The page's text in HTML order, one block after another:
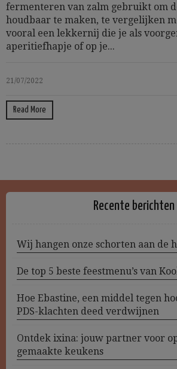
fermenteren van zalm gebruikt om
houdbaar te maken, te vergelijken
vooral een lekkernij die je als
aperitiefhapje of op je...
21/07/2022
Read More
Recente berichten
Wij hangen onze schorten aan de
De top 5 beste feestmenu’s van
Hoe Ebastine, een middel tegen
PDS-klachten deed verdwijnen
Ontdek ixina: jouw partner voor
gemaakte keukens